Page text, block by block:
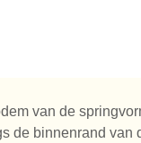
van de
de binnenrand van